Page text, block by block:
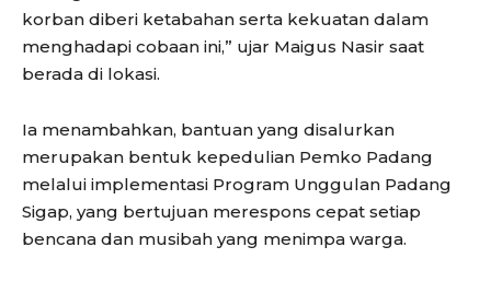
korban diberi ketabahan serta kekuatan dalam
menghadapi cobaan ini,” ujar Maigus Nasir saat
berada di lokasi.
Ia menambahkan, bantuan yang disalurkan
merupakan bentuk kepedulian Pemko Padang
melalui implementasi Program Unggulan Padang
Sigap, yang bertujuan merespons cepat setiap
bencana dan musibah yang menimpa warga.